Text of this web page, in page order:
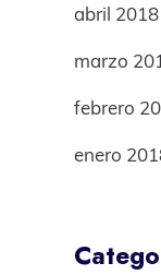
abril 2018
marzo
febrero
enero